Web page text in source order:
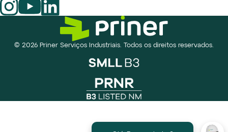
© 2026 Priner Serviços Industriais. Todos os direitos reservados.